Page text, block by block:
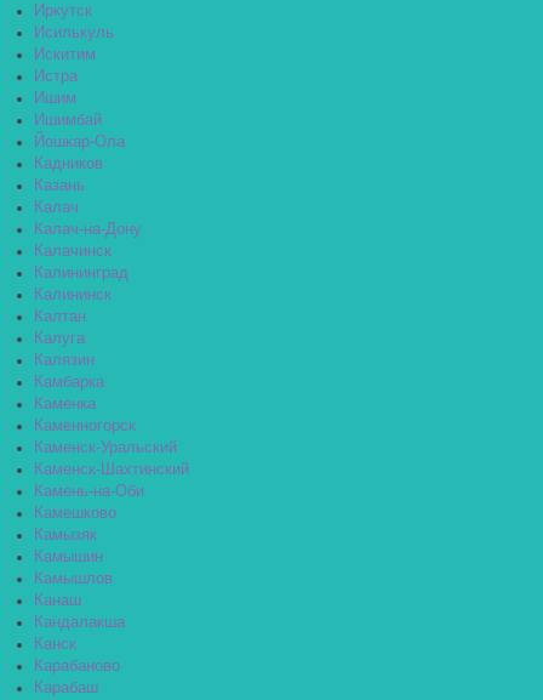
Иркутск
Исилькуль
Искитим
Истра
Ишим
Ишимбай
Йошкар-Ола
Кадников
Казань
Калач
Калач-на-Дону
Калачинск
Калининград
Калининск
Калтан
Калуга
Калязин
Камбарка
Каменка
Каменногорск
Каменск-Уральский
Каменск-Шахтинский
Камень-на-Оби
Камешково
Камызяк
Камышин
Камышлов
Канаш
Кандалакша
Канск
Карабаново
Карабаш